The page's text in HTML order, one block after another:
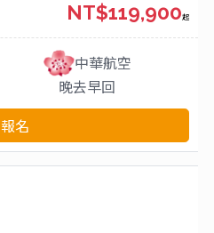
中華航空
晚去早回
NT$119,900起
報名